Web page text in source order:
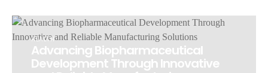
HEALTH
Advancing Biopharmaceutical
Development Through Innovative